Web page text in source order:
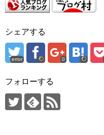
シェアする
error 0
フォローする